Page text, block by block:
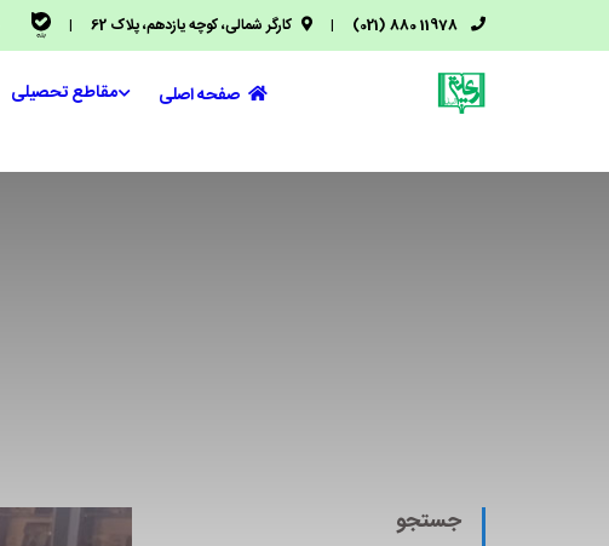
| کارگر شمالی، کوچه یازدهم، پلاک 62 |
صفحه اصلی مقاطع تحصیلی
جستجو